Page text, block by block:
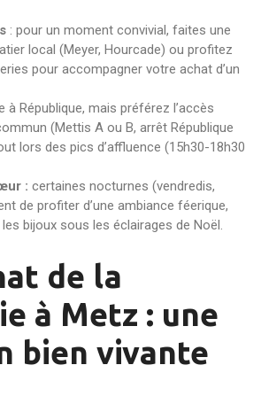
: pour un moment convivial, faites une
local (Meyer, Hourcade) ou profitez
pour accompagner votre achat d’un
à République, mais préférez l’accès
(Mettis A ou B, arrêt République
lors des pics d’affluence (15h30-18h30
: certaines nocturnes (vendredis,
de profiter d’une ambiance féerique,
bijoux sous les éclairages de Noël.
de la
à Metz : une
bien vivante